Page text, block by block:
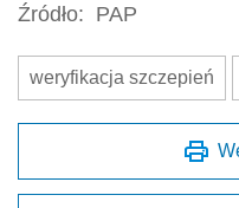
Źródło: PAP
weryfikacja szczepień